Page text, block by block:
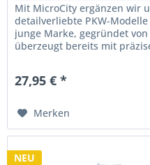
Mit MicroCity ergänzen wir
detailverliebte PKW-
junge Marke, gegründet
überzeugt bereits mit
27,95 € *
Merken
NEU